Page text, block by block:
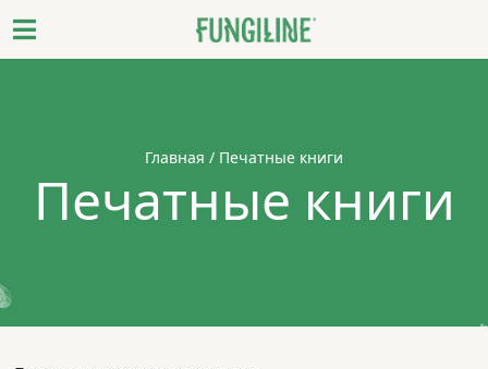
Главная / Печатные книги
Печатные книги